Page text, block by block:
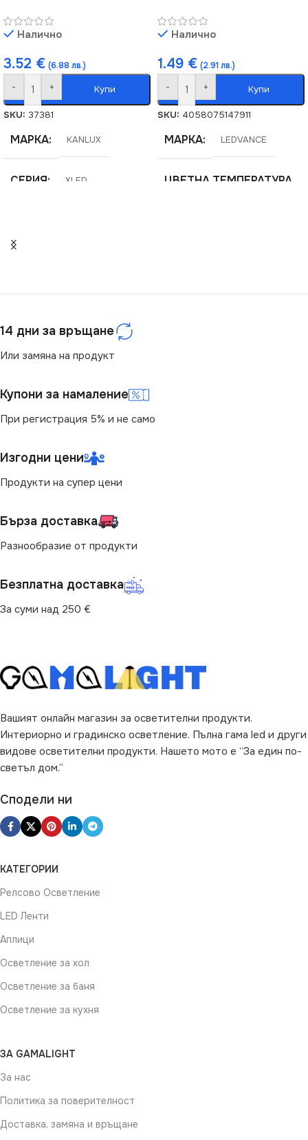
Налично
3.52 € (6.88 лв.)
- + Купи
SKU: 37381
МАРКА KANLUX
СЕРИЯ XLED
СВЕТЛИНЕН ПОТОК
(K)
ДИМИРАНЕ
ЦВЯТ Прозрачен
Налично
1.49 € (2.91 лв.)
- + Купи
SKU: 4058075147911
МАРКА LEDVANCE
ЦВЕТНА ТЕМПЕРАТУРА
14 дни за връщане
Или замяна на продукт
Купони за намаление
При регистрация 5% и не само
Изгодни цени
Продукти на супер цени
Бърза доставка
Разнообразие от продукти
Безплатна доставка
За суми над 250 €
Вашият онлайн магазин за осветителни продукти.
Интериорно и градинско осветление. Пълна гама led и други
видове осветителни продукти. Нашето мото е “За един по-
светъл дом.”
Сподели ни
КАТЕГОРИИ
Релсово Осветление
LED Ленти
Аплици
Осветление за хол
Осветление за баня
Осветление за кухня
ЗА GAMALIGHT
За нас
Политика за поверителност
Доставка, замяна и връщане